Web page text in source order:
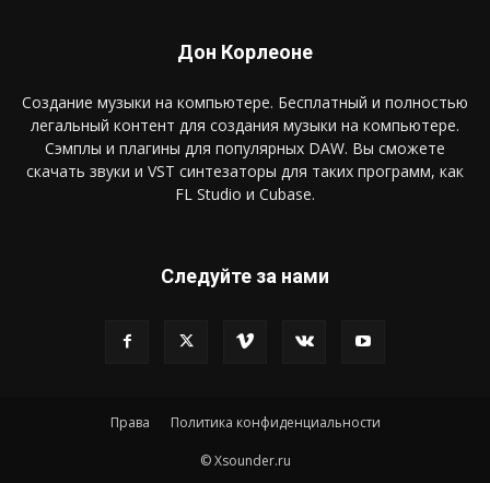
Дон Корлеоне
Создание музыки на компьютере. Бесплатный и полностью
легальный контент для создания музыки на компьютере.
Сэмплы и плагины для популярных DAW. Вы сможете
скачать звуки и VST синтезаторы для таких программ, как
FL Studio и Cubase.
Следуйте за нами
Права Политика конфиденциальности
© Xsounder.ru